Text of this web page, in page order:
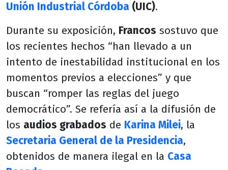
Unión Industrial Córdoba (UIC).
Durante su exposición, Francos sostuvo que
los recientes hechos “han llevado a un
intento de inestabilidad institucional en los
momentos previos a elecciones” y que
buscan “romper las reglas del juego
democrático”. Se refería así a la difusión de
los audios grabados de Karina Milei, la
Secretaria General de la Presidencia,
obtenidos de manera ilegal en la Casa